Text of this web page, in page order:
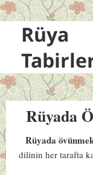
Rüya
Rüyada
Rüyada
dilinin her tarafta